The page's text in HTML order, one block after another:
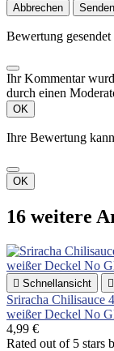
Abbrechen Senden
Bewertung gesendet
Ihr Kommentar
durch einen
OK
Ihre Bewertung
OK
16 weitere
 Schnellansicht 
Sriracha Chilisauce
weißer Deckel No
4,99 €
Rated out of 5 stars